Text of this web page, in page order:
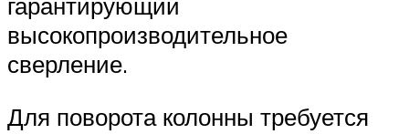
высокопроизводительное
сверление.
Для поворота колонны требуется